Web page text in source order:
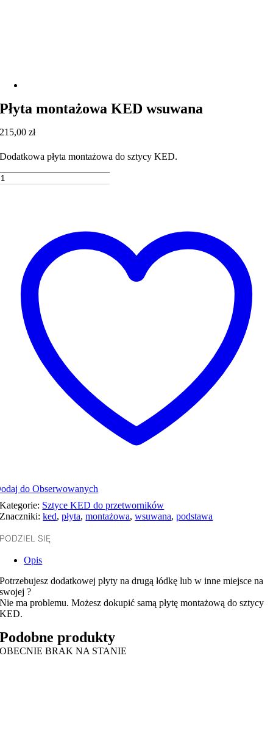
Płyta montażowa KED wsuwana
215,00zł
Dodatkowa płyta montażowa do sztycy KED.
do Obserwowanych
Kategorie: Sztyce KED do przetworników
Znaczniki:ked,płyta,montażowa,wsuwana,podstawa
PODZIEL SIĘ
Opis
Potrzebujesz dodatkowej płyty na drugą łódkę lub w inne miejsce na
swojej ?
Nie ma problemu. Możesz dokupić samą płytę montażową do sztycy
KED.
Podobne produkty
OBECNIE BRAK NA STANIE